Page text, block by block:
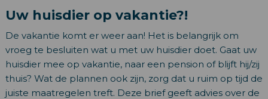
Uw huisdier op vakantie?!
De vakantie komt er weer aan! Het is belangrijk om
vroeg te besluiten wat u met uw huisdier doet. Gaat uw
huisdier mee op vakantie, naar een pension of blijft hij/zij
thuis? Wat de plannen ook zijn, zorg dat u ruim op tijd de
juiste maatregelen treft. Deze brief geeft advies over de